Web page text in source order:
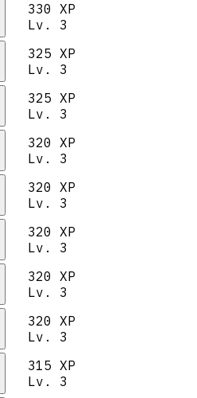
330 XP
Lv. 3
325 XP
Lv. 3
325 XP
Lv. 3
320 XP
Lv. 3
320 XP
Lv. 3
320 XP
Lv. 3
320 XP
Lv. 3
320 XP
Lv. 3
315 XP
Lv. 3